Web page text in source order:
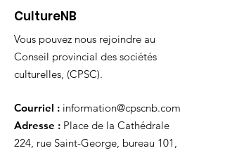
CultureNB
Vous pouvez nous rejoindre au
Conseil provincial des sociétés
culturelles, (CPSC).
Courriel : information@cpscnb.com
Adresse : Place de la Cathédrale
224, rue Saint-George, bureau 101,